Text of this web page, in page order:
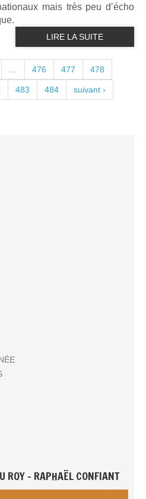
mais très peu d’écho
LIRE LA SUITE
476 477 478
483 484 suivant ›
ROY - RAPHAËL CONFIANT